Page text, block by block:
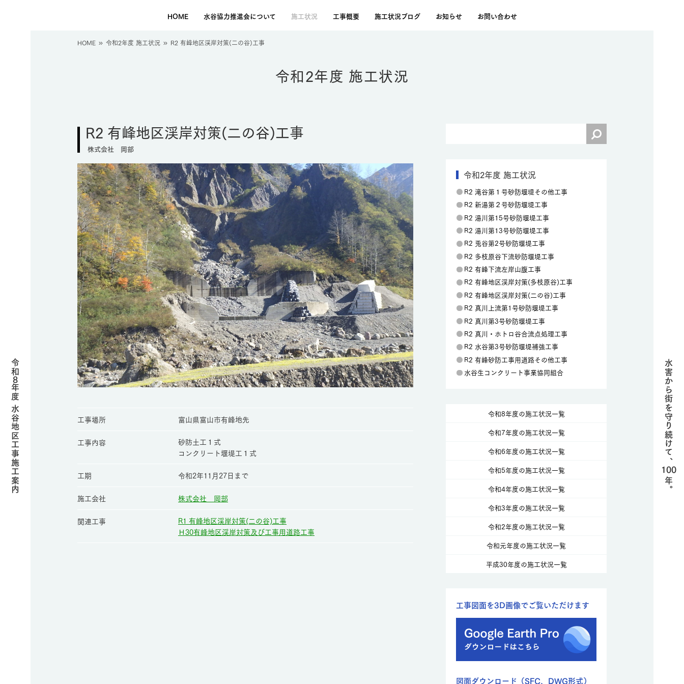
HOME 水谷協力推進会について 施工状況 工事概要 施工状況ブログ お知らせ お問い合わせ
令和
8
年度 水谷地区工事施工案内 水害から街を守り続けて、
100
年。
HOME 令和2年度 施工状況 R2 有峰地区渓岸対策(二の谷)工事
令和2年度 施工状況
R2 有峰地区渓岸対策(二の谷)工事
株式会社 岡部
工事場所 富山県富山市有峰地先
工事内容
砂防土工１式
コンクリート堰堤工１式
工期
令和2年11月27日まで
施工会社 株式会社 岡部
関連工事
R1 有峰地区渓岸対策(二の谷)工事
Ｈ30有峰地区渓岸対策及び工事用道路工事
令和2年度 施工状況
R2 滝谷第１号砂防堰堤その他工事
R2 新湯第２号砂防堰堤工事
R2 湯川第15号砂防堰堤工事
R2 湯川第13号砂防堰堤工事
R2 兎谷第2号砂防堰堤工事
R2 多枝原谷下流砂防堰堤工事
R2 有峰下流左岸山腹工事
R2 有峰地区渓岸対策(多枝原谷)工事
R2 有峰地区渓岸対策(二の谷)工事
R2 真川上流第1号砂防堰堤工事
R2 真川第3号砂防堰堤工事
R2 真川・ホトロ谷合流点処理工事
R2 水谷第3号砂防堰堤補強工事
R2 有峰砂防工事用道路その他工事
水谷生コンクリート事業協同組合
令和8年度の施工状況一覧
令和7年度の施工状況一覧
令和6年度の施工状況一覧
令和5年度の施工状況一覧
令和4年度の施工状況一覧
令和3年度の施工状況一覧
令和2年度の施工状況一覧
令和元年度の施工状況一覧
平成30年度の施工状況一覧
工事図面を3D画像でご覧いただけます
図面ダウンロード（SFC、DWG形式）